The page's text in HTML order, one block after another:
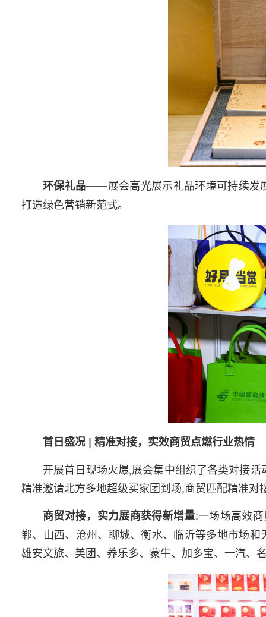
环保礼品——展会高光展示礼品环境可持续
打造绿色营销新范式。
首日盛况 | 精准对接，实效商贸点燃行业热情
开展首日现场火爆,展会集中组织了各类对接
精准邀请北方多地超级买家团到场,商贸匹配精准对
商贸对接，实力展商获得新增量:一场场高效
郸、山西、沧州、聊城、衡水、临沂等多地市场
雄安文旅、美团、养乐多、蒙牛、加多宝、一汽、